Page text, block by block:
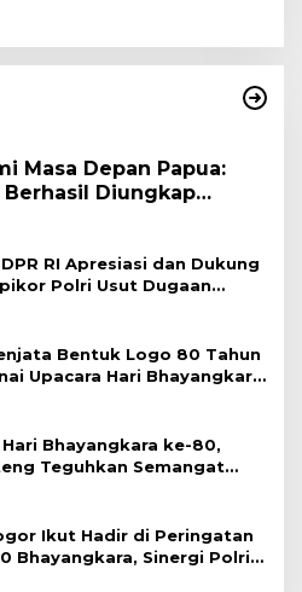
Masa Depan Papua:
Berhasil Diungkap
RI Apresiasi dan Dukung
Polri Usut Dugaan
Bara
Bentuk Logo 80 Tahun
Upacara Hari Bhayangkara
Hari Bhayangkara ke-80,
Teguhkan Semangat
dan Pererat Kebersamaan
Ikut Hadir di Peringatan
Bhayangkara, Sinergi Polri
Bogor Jadi Kunci Menjaga